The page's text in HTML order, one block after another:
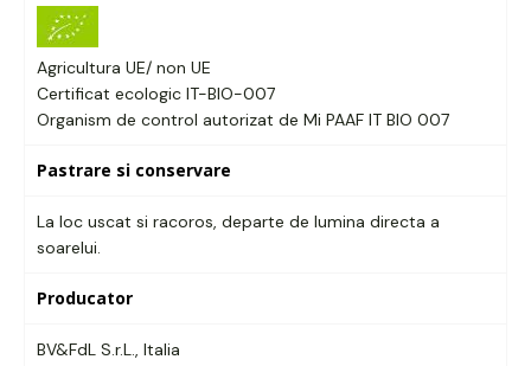
Agricultura UE/ non UE
Certificat ecologic IT-BIO-007
Organism de control autorizat de Mi PAAF IT BIO 007
Pastrare si conservare
La loc uscat si racoros, departe de lumina directa a
soarelui.
Producator
BV&FdL S.r.L., Italia